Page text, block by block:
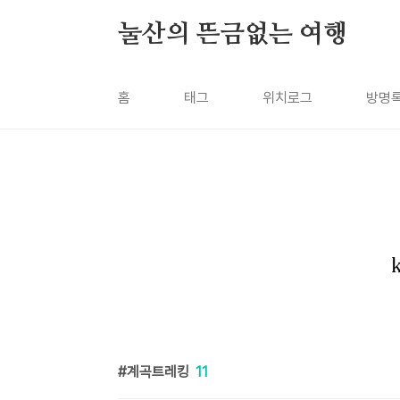
눌산의 뜬금없는 여행
홈 태그 위치로그 방명
계곡트레킹 11